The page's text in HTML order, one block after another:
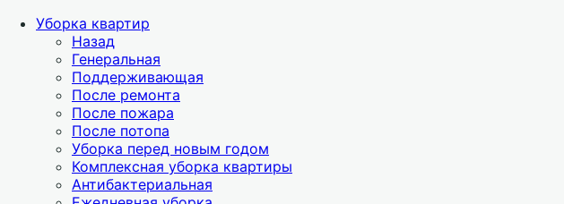
Уборка квартир
Назад
Генеральная
Поддерживающая
После ремонта
После пожара
После потопа
Уборка перед новым годом
Комплексная уборка квартиры
Антибактериальная